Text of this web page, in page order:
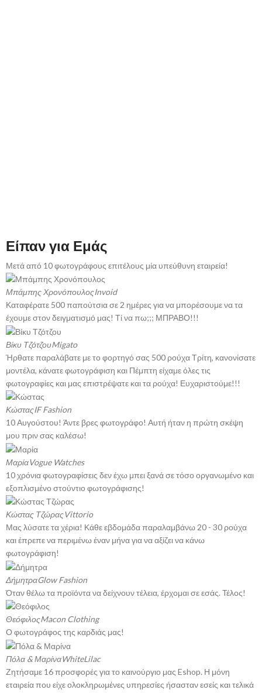
Είπαν για Εμάς
Μετά από 10 φωτογράφους επιτέλους μία υπεύθυνη εταιρεία!
Μπάμπης ΧρονόπουλοςInvoid
Καταφέρατε 500 παπούτσια σε 2 ημέρες για να μπορέσουμε να τα
έχουμε στον δειγματισμό μας! Τί να πω;;; ΜΠΡΑΒΟ!!!
Βίκυ ΤζότζουMigato
Ήρθατε παραλάβατε με το φορτηγό σας 500 ρούχα Τρίτη, κανονίσατε
μοντέλα, κάνατε φωτογράφιση και Πέμπτη είχαμε όλες τις
φωτογραφίες και μας επιστρέψατε και τα ρούχα! Ευχαριστούμε!!!
ΚώσταςIF Fashion
10 Αυγούστου! Άντε βρες φωτογράφο! Αυτή ήταν η πρώτη σκέψη
μου πριν σας καλέσω!
ΜαρίαVogue Watches
10 χρόνια φωτογραφίσεις δεν έχω μπει ξανά σε τόσο οργανωμένο και
εξοπλισμένο στούντιο φωτογράφισης!
Κώστας ΤζώραςVittorio
Μας λύσατε τα χέρια! Κάθε εβδομάδα παραλαμβάνω 20 - 30 ρούχα
και έπρεπε να περιμένω έναν μήνα για να αξίζει να κάνω
φωτογράφιση!
ΔήμητραGlow Fashion
Όταν θέλω τα προϊόντα να δείχνουν τέλεια, έρχομαι σε εσάς. Τέλος!
ΘεόφιλοςMacon Clothing
Ο φωτογράφος της καρδιάς μας!
Πόλα & ΜαρίναWhiteLilac
Ζητήσαμε 16 προσφορές για το καινούργιο μας Eshop. Η μόνη
εταιρεία που είχε ολοκληρωμένες υπηρεσίες ήσασταν εσείς και τελικά